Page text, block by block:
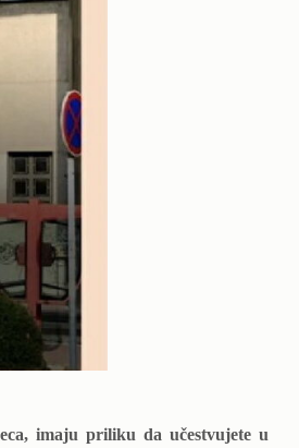
imaju priliku da učestvujete u